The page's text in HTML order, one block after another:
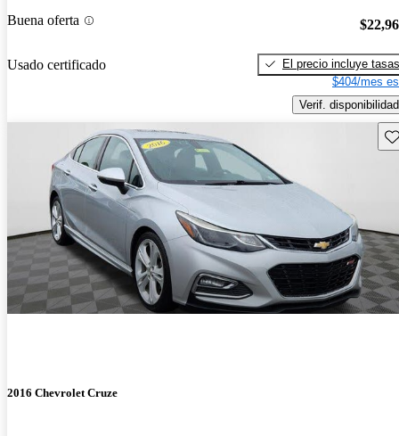
Buena oferta
Usado certificado
El precio incluye tasas
$404/mes
Verif. disponibilidad
2016 Chevrolet Cruze